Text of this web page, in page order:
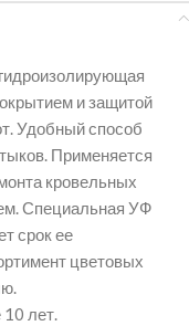
и защитой
Удобный способ
Применяется
кровельных
Специальная УФ
срок ее
цветовых
лет.